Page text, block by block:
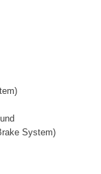
System)